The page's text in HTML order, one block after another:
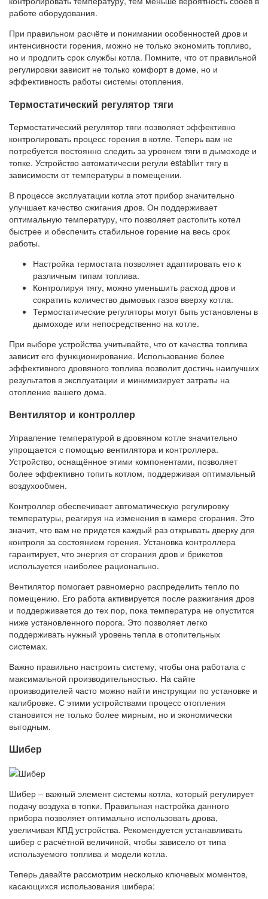
работе оборудования.
При правильном расчёте и понимании особенностей дров и
интенсивности горения, можно не только экономить топливо,
но и продлить срок службы котла. Помните, что от правильной
регулировки зависит не только комфорт в доме, но и
эффективность работы системы отопления.
Термостатический регулятор тяги
Термостатический регулятор тяги позволяет эффективно
контролировать процесс горения в котле. Теперь вам не
потребуется постоянно следить за уровнем тяги в дымоходе и
топке. Устройство автоматически регули estabilит тягу в
зависимости от температуры в помещении.
В процессе эксплуатации котла этот прибор значительно
улучшает качество сжигания дров. Он поддерживает
оптимальную температуру, что позволяет растопить котел
быстрее и обеспечить стабильное горение на весь срок
работы.
Настройка термостата позволяет адаптировать его к
различным типам топлива.
Контролируя тягу, можно уменьшить расход дров и
сократить количество дымовых газов вверху котла.
Термостатические регуляторы могут быть установлены в
дымоходе или непосредственно на котле.
При выборе устройства учитывайте, что от качества топлива
зависит его функционирование. Использование более
эффективного дровяного топлива позволит достичь наилучших
результатов в эксплуатации и минимизирует затраты на
отопление вашего дома.
Вентилятор и контроллер
Управление температурой в дровяном котле значительно
упрощается с помощью вентилятора и контроллера.
Устройство, оснащённое этими компонентами, позволяет
более эффективно топить котлом, поддерживая оптимальный
воздухообмен.
Контроллер обеспечивает автоматическую регулировку
температуры, реагируя на изменения в камере сгорания. Это
значит, что вам не придется каждый раз открывать дверку для
контроля за состоянием горения. Установка контроллера
гарантирует, что энергия от сгорания дров и брикетов
используется наиболее рационально.
Вентилятор помогает равномерно распределить тепло по
помещению. Его работа активируется после разжигания дров
и поддерживается до тех пор, пока температура не опустится
ниже установленного порога. Это позволяет легко
поддерживать нужный уровень тепла в отопительных
системах.
Важно правильно настроить систему, чтобы она работала с
максимальной производительностью. На сайте
производителей часто можно найти инструкции по установке и
калибровке. С этими устройствами процесс отопления
становится не только более мирным, но и экономически
выгодным.
Шибер
Шибер – важный элемент системы котла, который регулирует
подачу воздуха в топки. Правильная настройка данного
прибора позволяет оптимально использовать дрова,
увеличивая КПД устройства. Рекомендуется устанавливать
шибер с расчётной величиной, чтобы зависело от типа
используемого топлива и модели котла.
Теперь давайте рассмотрим несколько ключевых моментов,
касающихся использования шибера: